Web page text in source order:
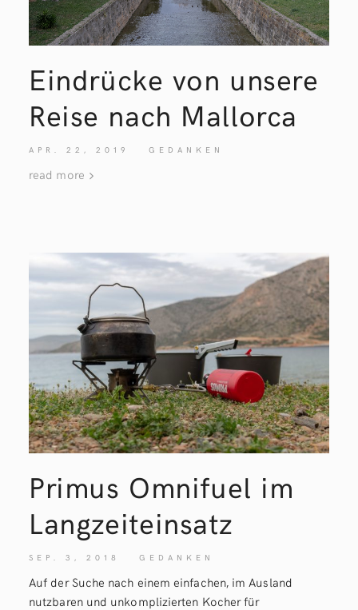
Eindrücke von unsere
Reise nach Mallorca
APR. 22, 2019 GEDANKEN
read more
Primus Omnifuel im
Langzeiteinsatz
SEP. 3, 2018 GEDANKEN
Auf der Suche nach einem einfachen, im Ausland
nutzbaren und unkomplizierten Kocher für